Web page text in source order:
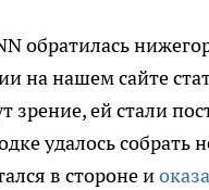
обратилась
на нашем сайте
зрение, ей стали
удалось собрать
в стороне и